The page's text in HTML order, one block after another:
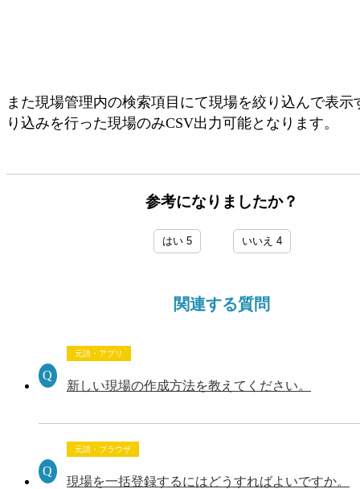
また現場管理内の検索項目にて現場を絞り込んで表示
り込みを行った現場のみCSV出力可能となります。
参考になりましたか？
はい 5 いいえ 4
関連する質問
元請・アプリ
新しい現場の作成方法を教えてください。
元請・ブラウザ
現場を一括登録するにはどうすればよいですか。